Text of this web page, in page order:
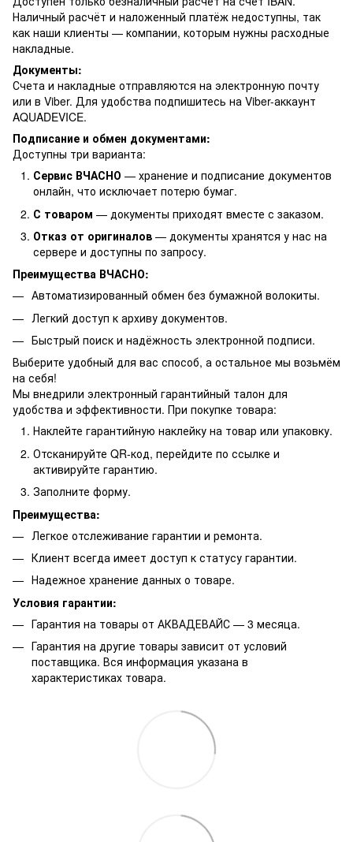
Наличный расчёт и наложенный платёж недоступны, так
как наши клиенты — компании, которым нужны расходные
накладные.
Документы:
Счета и накладные отправляются на электронную почту
или в Viber. Для удобства подпишитесь на Viber-аккаунт
AQUADEVICE.
Подписание и обмен документами:
Доступны три варианта:
Сервис ВЧАСНО — хранение и подписание документов
онлайн, что исключает потерю бумаг.
С товаром — документы приходят вместе с заказом.
Отказ от оригиналов — документы хранятся у нас на
сервере и доступны по запросу.
Преимущества ВЧАСНО:
Автоматизированный обмен без бумажной волокиты.
Легкий доступ к архиву документов.
Быстрый поиск и надёжность электронной подписи.
Выберите удобный для вас способ, а остальное мы возьмём
на себя!
Мы внедрили электронный гарантийный талон для
удобства и эффективности. При покупке товара:
Наклейте гарантийную наклейку на товар или упаковку.
Отсканируйте QR-код, перейдите по ссылке и
активируйте гарантию.
Заполните форму.
Преимущества:
Легкое отслеживание гарантии и ремонта.
Клиент всегда имеет доступ к статусу гарантии.
Надежное хранение данных о товаре.
Условия гарантии:
Гарантия на товары от АКВАДЕВАЙС — 3 месяца.
Гарантия на другие товары зависит от условий
поставщика. Вся информация указана в
характеристиках товара.